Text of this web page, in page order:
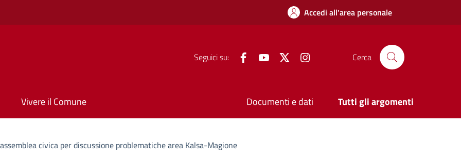
Accedi all'area personale
Seguici su: FacebookYouTube Twitter Cerca
Vivere il Comune Documenti e dati Tutti gli argomenti
civica per discussione problematiche area Kalsa-Magione